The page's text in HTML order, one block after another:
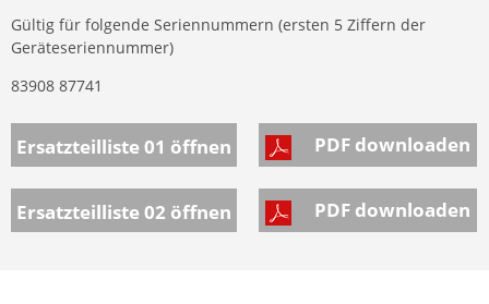
Gültig für folgende Seriennummern (ersten 5 Ziffern der
Geräteseriennummer)
83908 87741
Ersatzteilliste 01 öffnen PDF downloaden
Ersatzteilliste 02 öffnen PDF downloaden